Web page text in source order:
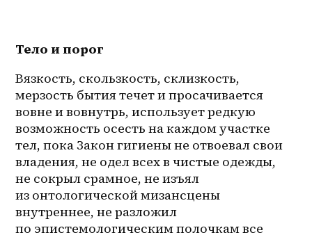
Тело и порог
Вязкость, скользкость, склизкость,
мерзость бытия течет и просачивается
вовне и вовнутрь, использует редкую
возможность осесть на каждом участке
тел, пока Закон гигиены не отвоевал свои
владения, не одел всех в чистые одежды,
не сокрыл срамное, не изъял
из онтологической мизансцены
внутреннее, не разложил